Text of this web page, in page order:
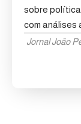
sobre
com análises
Jornal João